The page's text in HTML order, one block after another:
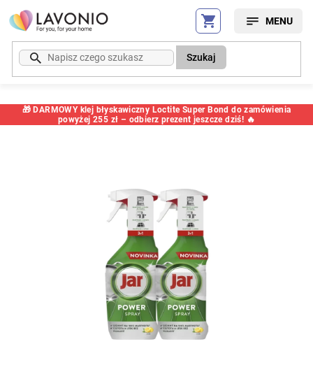
Przejść
do
treści
🎁 DARMOWY klej błyskawiczny Loctite Super Bond do zamówienia
powyżej 255 zł – odbierz prezent jeszcze dziś! 🔥
Szukaj
Kod: 65064SC2MT